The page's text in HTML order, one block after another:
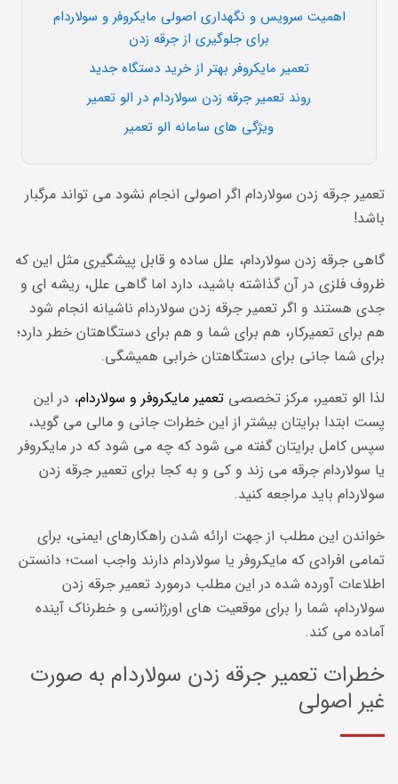
اهمیت سرویس و نگهداری اصولی مایکروفر و سولاردام
برای جلوگیری از جرقه زدن
تعمیر مایکروفر بهتر از خرید دستگاه جدید
روند تعمیر جرقه زدن سولاردام در الو تعمیر
ویژگی های سامانه الو تعمیر
تعمیر جرقه زدن سولاردام اگر اصولی انجام نشود می تواند مرگبار
باشد!
گاهی جرقه زدن سولاردام، علل ساده و قابل پیشگیری مثل این که
ظروف فلزی در آن گذاشته باشید، دارد اما گاهی علل، ریشه ای و
جدی هستند و اگر تعمیر جرقه زدن سولاردام ناشیانه انجام شود
هم برای تعمیرکار، هم برای شما و هم برای دستگاهتان خطر دارد؛
برای شما جانی برای دستگاهتان خرابی همیشگی.
لذا الو تعمیر، مرکز تخصصی تعمیر مایکروفر و سولاردام، در این
پست ابتدا برایتان بیشتر از این خطرات جانی و مالی می گوید،
سپس کامل برایتان گفته می شود که چه می شود که در مایکروفر
یا سولاردام جرقه می زند و کی و به کجا برای تعمیر جرقه زدن
سولاردام باید مراجعه کنید.
خواندن این مطلب از جهت ارائه شدن راهکارهای ایمنی، برای
تمامی افرادی که مایکروفر یا سولاردام دارند واجب است؛ دانستن
اطلاعات آورده شده در این مطلب درمورد تعمیر جرقه زدن
سولاردام، شما را برای موقعیت های اورژانسی و خطرناک آینده
آماده می کند.
خطرات تعمیر جرقه زدن سولاردام به صورت
غیر اصولی